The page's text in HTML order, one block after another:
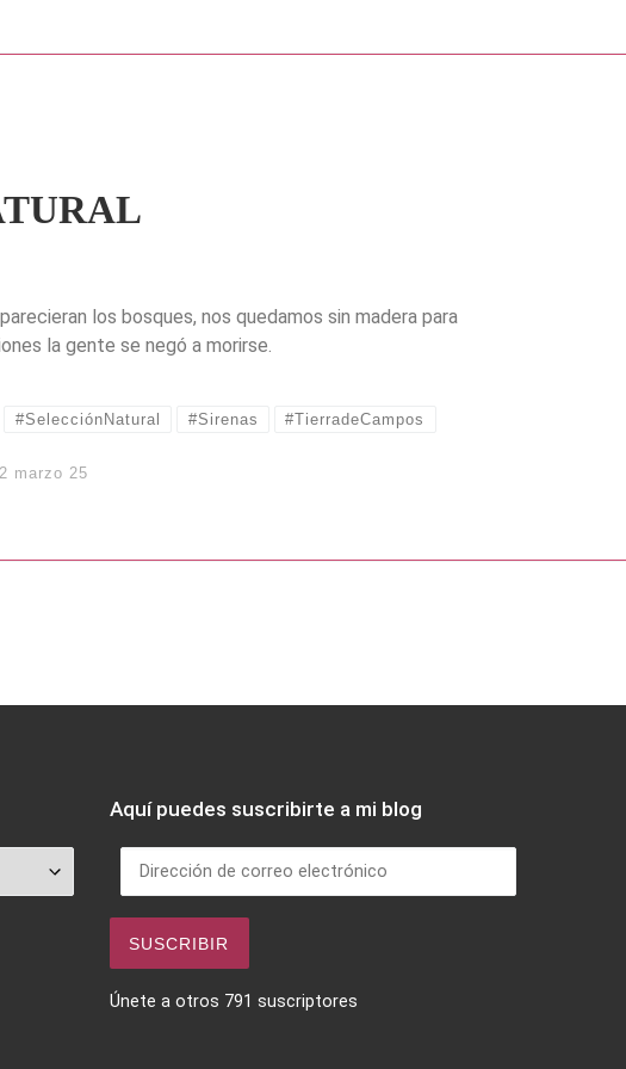
los bosques, nos quedamos sin madera para
la gente se negó a morirse.
#SelecciónNatural #Sirenas #TierradeCampos
2 marzo 25
Aquí puedes suscribirte a mi blog
Dirección de correo electrónico
SUSCRIBIR
Únete a otros 791 suscriptores